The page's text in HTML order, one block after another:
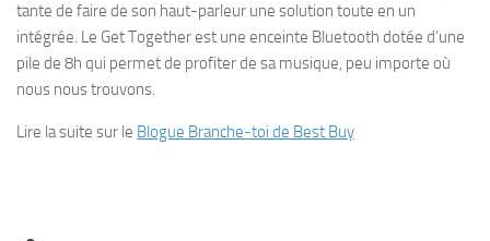
tante de faire de son haut-parleur une solution toute en un
intégrée. Le Get Together est une enceinte Bluetooth dotée d’une
pile de 8h qui permet de profiter de sa musique, peu importe où
nous nous trouvons.
Lire la suite sur le Blogue Branche-toi de Best Buy